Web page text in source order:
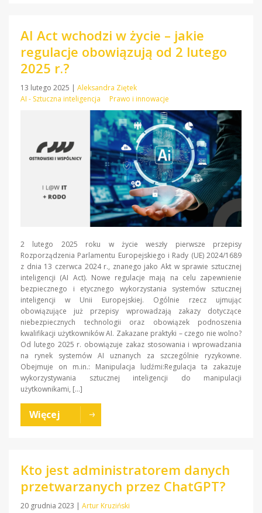
AI Act wchodzi w życie – jakie
regulacje obowiązują od 2 lutego
2025 r.?
13 lutego 2025
Aleksandra Ziętek
AI - Sztuczna inteligencja
Prawo i innowacje
2 lutego 2025 roku w życie weszły pierwsze przepisy
Rozporządzenia Parlamentu Europejskiego i Rady (UE) 2024/1689
z dnia 13 czerwca 2024 r., znanego jako Akt w sprawie sztucznej
inteligencji (AI Act). Nowe regulacje mają na celu zapewnienie
bezpiecznego i etycznego wykorzystania systemów sztucznej
inteligencji w Unii Europejskiej. Ogólnie rzecz ujmując
obowiązujące już przepisy wprowadzają zakazy dotyczące
niebezpiecznych technologii oraz obowiązek podnoszenia
kwalifikacji użytkowników AI. Zakazane praktyki – czego nie wolno?
Od lutego 2025 r. obowiązuje zakaz stosowania i wprowadzania
na rynek systemów AI uznanych za szczególnie ryzykowne.
Obejmuje on m.in.: Manipulacja ludźmi:Regulacja ta zakazuje
wykorzystywania sztucznej inteligencji do manipulacji
użytkownikami, […]
Więcej
Kto jest administratorem danych
przetwarzanych przez ChatGPT?
20 grudnia 2023 | Artur Kruziński